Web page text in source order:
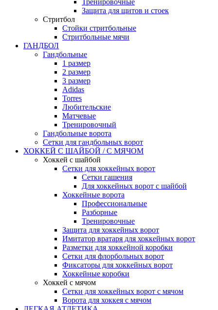
Тренировочные
Защита для щитов и стоек
Стритбол
Стойки стритбольные
Стритбольные мячи
ГАНДБОЛ
Гандбольные
1 размер
2 размер
3 размер
Adidas
Torres
Любительские
Матчевые
Тренировочный
Гандбольные ворота
Сетки для гандбольных ворот
ХОККЕЙ С ШАЙБОЙ / С МЯЧОМ
Хоккей с шайбой
Сетки для хоккейных ворот
Сетки гашения
Для хоккейных ворот с шайбой
Хоккейные ворота
Профессиональные
Разборные
Тренировочные
Защита для хоккейных ворот
Имитатор вратаря для хоккейных ворот
Разметки для хоккейной коробки
Сетки для флорбольных ворот
Фиксаторы для хоккейных ворот
Хоккейные коробки
Хоккей с мячом
Сетки для хоккейных ворот с мячом
Ворота для хоккея с мячом